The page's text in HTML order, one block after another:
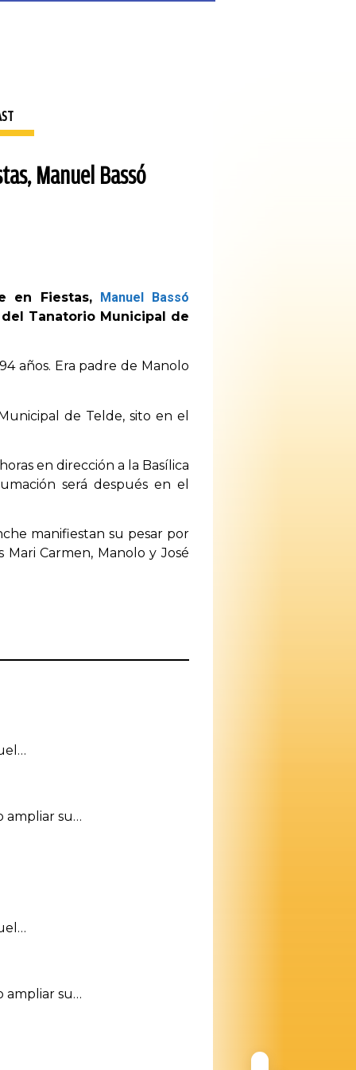
Manuel Bassó
en Fiestas, Manuel Bassó
Tanatorio Municipal de
años. Era padre de Manolo
de Telde, sito en el
en dirección a la Basílica
será después en el
manifiestan su pesar por
Carmen, Manolo y José
ampliar su…
ampliar su…